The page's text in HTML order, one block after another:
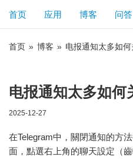
首页 应用 博客 问答
首页 » 博客 » 电报通知太多如何
电报通知太多如何
2025-12-27
在Telegram中，關閉通知的方
面，點選右上角的聊天設定（